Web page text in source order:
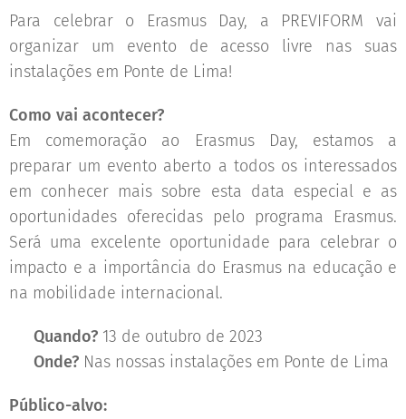
Para celebrar o Erasmus Day, a PREVIFORM vai
organizar um evento de acesso livre nas suas
instalações em Ponte de Lima! 🌟✨
Como vai acontecer?
Em comemoração ao Erasmus Day, estamos a
preparar um evento aberto a todos os interessados
em conhecer mais sobre esta data especial e as
oportunidades oferecidas pelo programa Erasmus.
Será uma excelente oportunidade para celebrar o
impacto e a importância do Erasmus na educação e
na mobilidade internacional. 📚🌐
Quando? 13 de outubro de 2023
Onde? Nas nossas instalações em Ponte de Lima
Público-alvo: